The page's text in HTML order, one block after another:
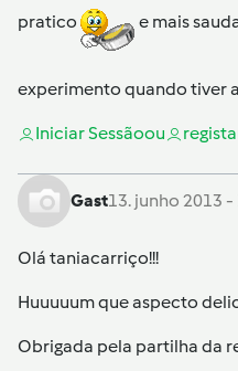
pratico e mais
experimento quando tiver
Iniciar Sessãoou
Gast13. junho 2013 -
Olá taniacarriço!!!
Huuuuum que aspecto
Obrigada pela partilha da